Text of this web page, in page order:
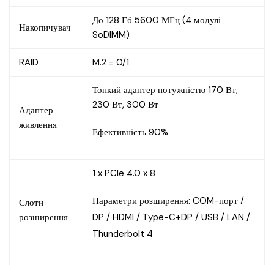
Накопичувач
До 128 Гб 5600 МГц (4 модулі
SoDIMM)
RAID M.2 = 0/1
Адаптер
живлення
Тонкий адаптер потужністю 170 Вт,
230 Вт, 300 Вт
Ефективність 90%
Слоти
розширення
1 x PCIe 4.0 x 8
Параметри розширення: COM-порт /
DP / HDMI / Type-C+DP / USB / LAN /
Thunderbolt 4